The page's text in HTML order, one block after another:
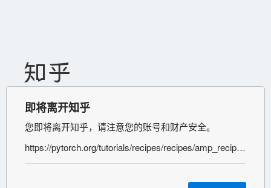
即将离开知乎
您即将离开知乎，请注意您的账号和财产安全。
https://pytorch.org/tutorials/recipes/recipes/amp_recipe.html